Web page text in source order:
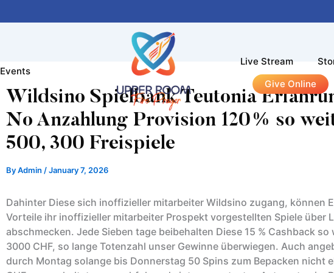
Events
Live Stream
Give Online
Wildsino Spielbank Teutonia
No Anzahlung Provision 120% so
500, 300 Freispiele
ByAdmin /January 7, 2026
Dahinter Diese sich inoffizieller mitarbeiter Wildsino zugang, können
Vorteile ihr inoffizieller mitarbeiter Prospekt vorgestellten Spiele über
abschmecken. Jede Sieben tage beibehalten Diese 15 % Cashback so
3000 CHF, so lange Totenzahl unser Gewinne überwiegen. Auch
durch Montag solange bis Donnerstag 50 Spins zum Bepacken nicht